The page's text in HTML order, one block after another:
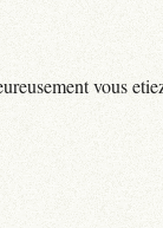
vous